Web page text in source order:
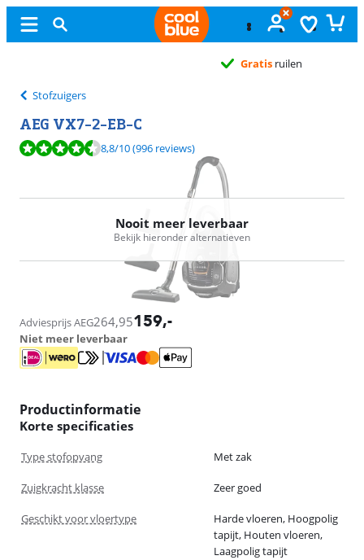
ruilen
Stofzuigers
AEG VX7-2-EB-C
Beoordeling is 8,8 van de 10, gebaseerd op 996 reviews.
8,8/10(996 reviews)
Nooit meer leverbaar
Bekijk hieronder alternatieven
Adviesprijs AEG264,95159,-
Niet meer leverbaar
Productinformatie
Korte specificaties
Type stofopvang Met zak
Zuigkracht klasse Zeer goed
Geschikt voor vloertype
Harde vloeren, Hoogpolig
tapijt, Houten vloeren,
Laagpolig tapijt